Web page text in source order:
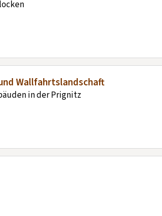
Wallfahrtslandschaft
in der Prignitz